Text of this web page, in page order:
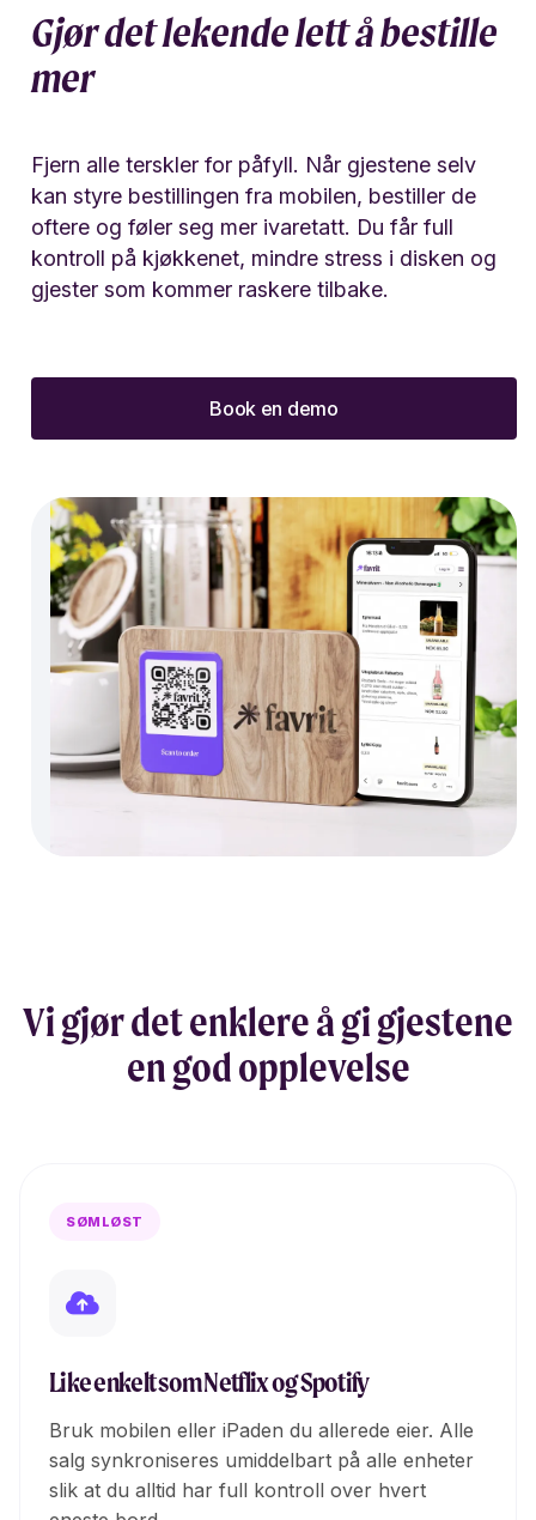
Gjør det lekende lett å bestille
mer
Fjern alle terskler for påfyll. Når gjestene selv
kan styre bestillingen fra mobilen, bestiller de
oftere og føler seg mer ivaretatt. Du får full
kontroll på kjøkkenet, mindre stress i disken og
gjester som kommer raskere tilbake.
Book en demo
Vi gjør det enklere å gi gjestene
en god opplevelse
SØMLØST
Like enkelt som Netflix og Spotify
Bruk mobilen eller iPaden du allerede eier. Alle
salg synkroniseres umiddelbart på alle enheter
slik at du alltid har full kontroll over hvert